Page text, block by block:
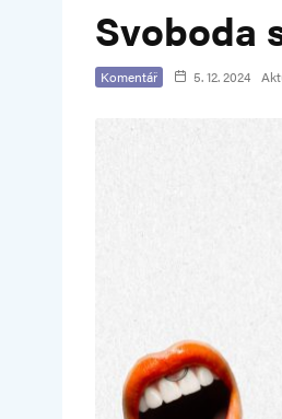
Svoboda
Komentář 5. 12. 2024